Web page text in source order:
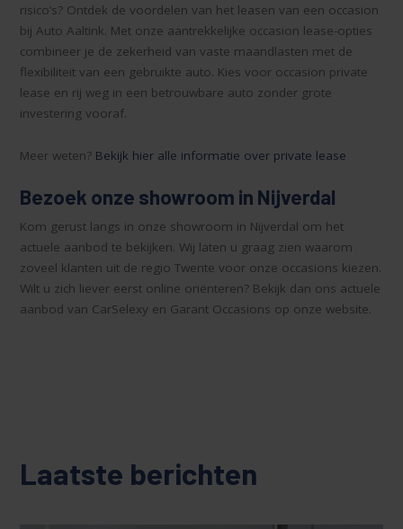
risico’s? Ontdek de voordelen van het leasen van een occasion
bij Auto Aaltink. Met onze aantrekkelijke occasion lease-opties
combineer je de zekerheid van vaste maandlasten met de
flexibiliteit van een gebruikte auto. Kies voor occasion private
lease en rij weg in een betrouwbare auto zonder grote
investering vooraf.
Meer weten? Bekijk hier alle informatie over private lease
Bezoek onze showroom in Nijverdal
Kom gerust langs in onze showroom in Nijverdal om het
actuele aanbod te bekijken. Wij laten u graag zien waarom
zoveel klanten uit de regio Twente voor onze occasions kiezen.
Wilt u zich liever eerst online oriënteren? Bekijk dan ons actuele
aanbod van CarSelexy en Garant Occasions op onze website.
Laatste berichten